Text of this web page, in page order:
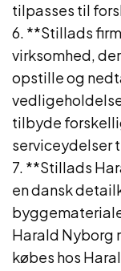
tilpasses til
6. **Stillads
virksomhed,
opstille og
tilbyde
serviceydelser
7. **Stillads
en dansk
Harald Nyborg
købes hos